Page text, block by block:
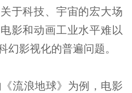
于科技、宇宙的宏大场
影和动画工业水平难以
幻影视化的普遍问题。
流浪地球》为例，电影